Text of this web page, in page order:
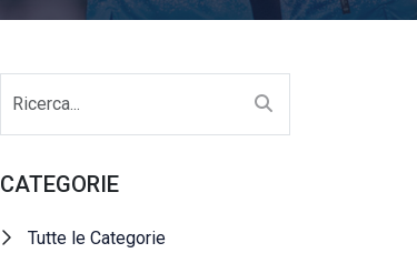
CATEGORIE
Tutte le Categorie